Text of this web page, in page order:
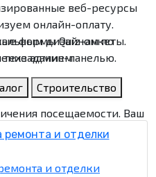
дизайном по
посещаемости. Ваш
веб-ресурсы
онлайн-оплату.
формы Quiz-анкеты.
админ-панелью.
Строительство
и отделки